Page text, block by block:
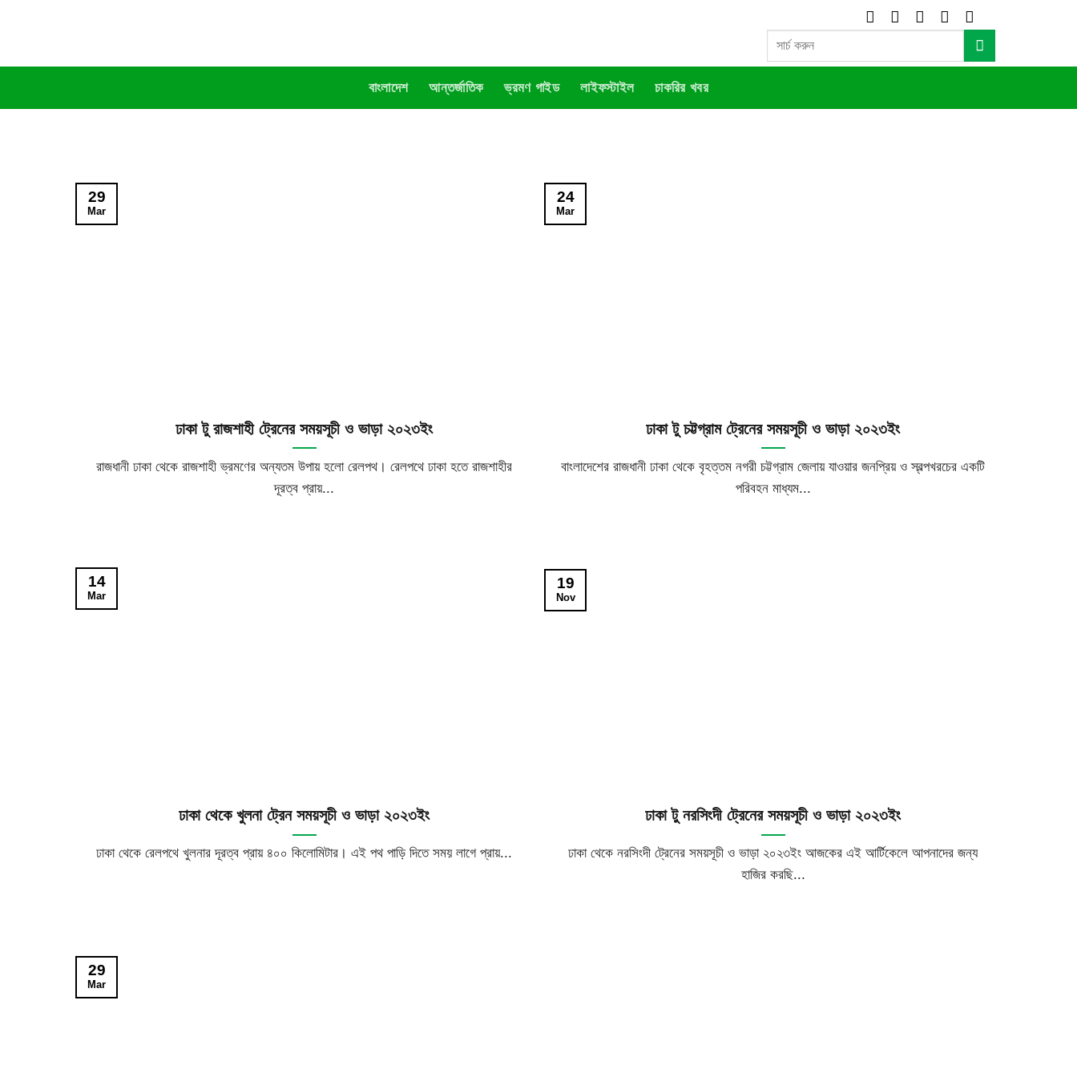
বাংলাদেশ আন্তর্জাতিক ভ্রমণ গাইড লাইফস্টাইল চাকরির খবর
ঢাকা টু রাজশাহী ট্রেনের সময়সূচী ও ভাড়া ২০২৩ইং
রাজধানী ঢাকা থেকে রাজশাহী ভ্রমণের অন্যতম উপায় হলো রেলপথ। রেলপথে ঢাকা হতে রাজশাহীর
দূরত্ব প্রায়...
29
Mar
ঢাকা টু চট্টগ্রাম ট্রেনের সময়সূচী ও ভাড়া ২০২৩ইং
বাংলাদেশের রাজধানী ঢাকা থেকে বৃহত্তম নগরী চট্টগ্রাম জেলায় যাওয়ার জনপ্রিয় ও স্বল্পখরচের একটি
পরিবহন মাধ্যম...
24
Mar
ঢাকা থেকে খুলনা ট্রেন সময়সূচী ও ভাড়া ২০২৩ইং
ঢাকা থেকে রেলপথে খুলনার দূরত্ব প্রায় ৪০০ কিলোমিটার। এই পথ পাড়ি দিতে সময় লাগে প্রায়...
14
Mar
ঢাকা টু নরসিংদী ট্রেনের সময়সূচী ও ভাড়া ২০২৩ইং
ঢাকা থেকে নরসিংদী ট্রেনের সময়সূচী ও ভাড়া ২০২৩ইং আজকের এই আর্টিকেলে আপনাদের জন্য
হাজির করছি...
19
Nov
29
Mar